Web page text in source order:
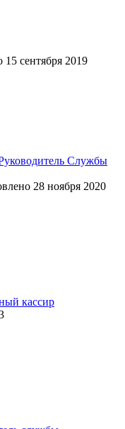
15 сентября 2019
Службы
28 ноября 2020
кассир